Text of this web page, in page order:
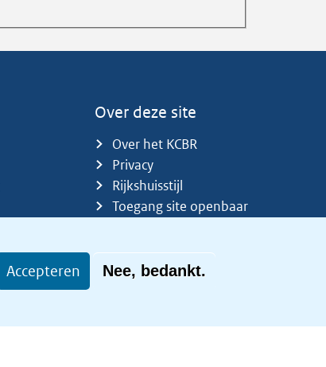
Accepteren Nee, bedankt.
Over deze site
Over het KCBR
Privacy
Rijkshuisstijl
Toegang site openbaar